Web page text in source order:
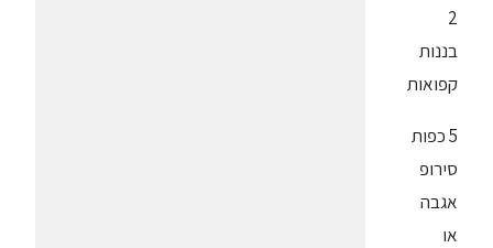
2
בננות
קפואות
5 כפות
סירופ
אגבה
או